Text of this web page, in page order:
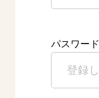
パスワード